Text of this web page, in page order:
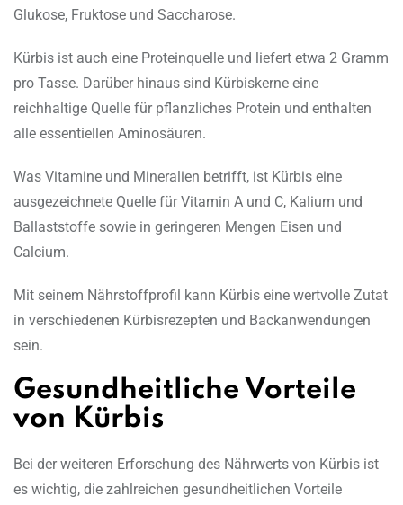
Glukose, Fruktose und Saccharose.
Kürbis ist auch eine Proteinquelle und liefert etwa 2 Gramm
pro Tasse. Darüber hinaus sind Kürbiskerne eine
reichhaltige Quelle für pflanzliches Protein und enthalten
alle essentiellen Aminosäuren.
Was Vitamine und Mineralien betrifft, ist Kürbis eine
ausgezeichnete Quelle für Vitamin A und C, Kalium und
Ballaststoffe sowie in geringeren Mengen Eisen und
Calcium.
Mit seinem Nährstoffprofil kann Kürbis eine wertvolle Zutat
in verschiedenen Kürbisrezepten und Backanwendungen
sein.
Gesundheitliche Vorteile
von Kürbis
Bei der weiteren Erforschung des Nährwerts von Kürbis ist
es wichtig, die zahlreichen gesundheitlichen Vorteile